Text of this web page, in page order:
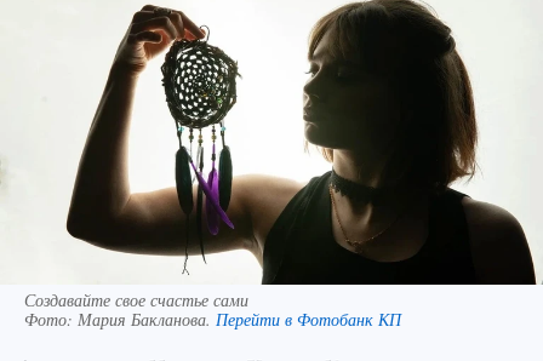
Создавайте свое счастье сами
Фото: Мария Бакланова. Перейти в Фотобанк КП